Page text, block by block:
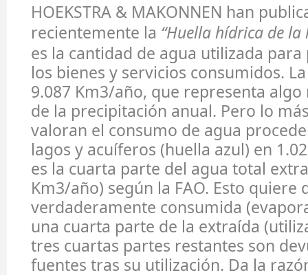
HOEKSTRA & MAKONNEN han
recientemente la “Huella hídrica de la
es la cantidad de agua utilizada
los bienes y servicios consumidos.
9.087 Km3/año, que representa algo
de la precipitación anual. Pero lo
valoran el consumo de agua
lagos y acuíferos (huella azul) en
es la cuarta parte del agua total
Km3/año) según la FAO. Esto quiere
verdaderamente consumida
una cuarta parte de la extraída
tres cuartas partes restantes son
fuentes tras su utilización. Da la